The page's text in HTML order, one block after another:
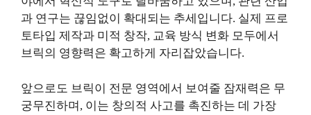
과 연구는 끊임없이 확대되는 추세입니다. 실제 프로
토타입 제작과 미적 창작, 교육 방식 변화 모두에서
브릭의 영향력은 확고하게 자리잡았습니다.
앞으로도 브릭이 전문 영역에서 보여줄 잠재력은 무
궁무진하며, 이는 창의적 사고를 촉진하는 데 가장